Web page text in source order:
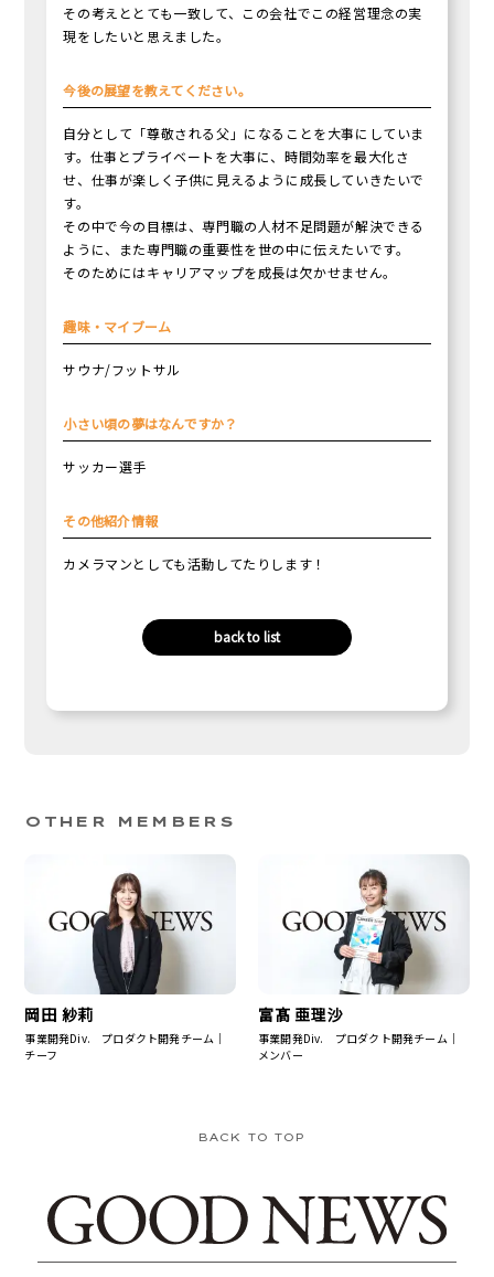
その考えととても一致して、この会社でこの経営理念の実
現をしたいと思えました。
今後の展望を教えてください。
自分として「尊敬される父」になることを大事にしていま
す。仕事とプライベートを大事に、時間効率を最大化さ
せ、仕事が楽しく子供に見えるように成長していきたいで
す。
その中で今の目標は、専門職の人材不足問題が解決できる
ように、また専門職の重要性を世の中に伝えたいです。
そのためにはキャリアマップを成長は欠かせません。
趣味・マイブーム
サウナ/フットサル
小さい頃の夢はなんですか？
サッカー選手
その他紹介情報
カメラマンとしても活動してたりします！
back to list
OTHER MEMBERS
岡田 紗莉
事業開発Div. プロダクト開発チーム｜
チーフ
富髙 亜理沙
事業開発Div. プロダクト開発チーム｜
メンバー
BACK TO TOP